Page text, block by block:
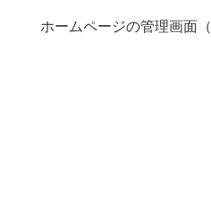
ホームページの管理画面